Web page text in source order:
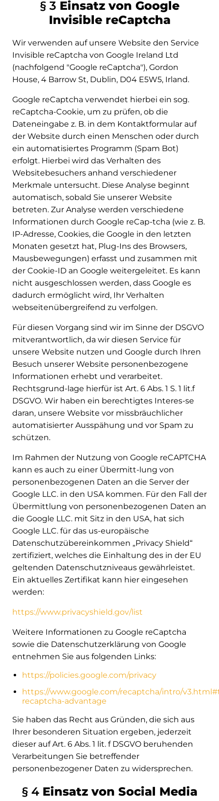
§ 3 Einsatz von Google
Invisible reCaptcha
Wir verwenden auf unsere Website den Service
Invisible reCaptcha von Google Ireland Ltd
(nachfolgend "Google reCaptcha"), Gordon
House, 4 Barrow St, Dublin, D04 E5W5, Irland.
Google reCaptcha verwendet hierbei ein sog.
reCaptcha-Cookie, um zu prüfen, ob die
Dateneingabe z. B. in dem Kontaktformular auf
der Website durch einen Menschen oder durch
ein automatisiertes Programm (Spam Bot)
erfolgt. Hierbei wird das Verhalten des
Websitebesuchers anhand verschiedener
Merkmale untersucht. Diese Analyse beginnt
automatisch, sobald Sie unserer Website
betreten. Zur Analyse werden verschiedene
Informationen durch Google reCap-tcha (wie z. B.
IP-Adresse, Cookies, die Google in den letzten
Monaten gesetzt hat, Plug-Ins des Browsers,
Mausbewegungen) erfasst und zusammen mit
der Cookie-ID an Google weitergeleitet. Es kann
nicht ausgeschlossen werden, dass Google es
dadurch ermöglicht wird, Ihr Verhalten
webseitenübergreifend zu verfolgen.
Für diesen Vorgang sind wir im Sinne der DSGVO
mitverantwortlich, da wir diesen Service für
unsere Website nutzen und Google durch Ihren
Besuch unserer Website personenbezogene
Informationen erhebt und verarbeitet.
Rechtsgrund-lage hierfür ist Art. 6 Abs. 1 S. 1 lit.f
DSGVO. Wir haben ein berechtigtes Interes-se
daran, unsere Website vor missbräuchlicher
automatisierter Ausspähung und vor Spam zu
schützen.
Im Rahmen der Nutzung von Google reCAPTCHA
kann es auch zu einer Übermitt-lung von
personenbezogenen Daten an die Server der
Google LLC. in den USA kommen. Für den Fall der
Übermittlung von personenbezogenen Daten an
die Google LLC. mit Sitz in den USA, hat sich
Google LLC. für das us-europäische
Datenschutzübereinkommen „Privacy Shield“
zertifiziert, welches die Einhaltung des in der EU
geltenden Datenschutzniveaus gewährleistet.
Ein aktuelles Zertifikat kann hier eingesehen
werden:
https://www.privacyshield.gov/list
Weitere Informationen zu Google reCaptcha
sowie die Datenschutzerklärung von Google
entnehmen Sie aus folgenden Links:
https://policies.google.com/privacy
https://www.google.com/recaptcha/intro/
recaptcha-advantage
Sie haben das Recht aus Gründen, die sich aus
Ihrer besonderen Situation ergeben, jederzeit
dieser auf Art. 6 Abs. 1 lit. f DSGVO beruhenden
Verarbeitungen Sie betreffender
personenbezogener Daten zu widersprechen.
§ 4 Einsatz von Social Media